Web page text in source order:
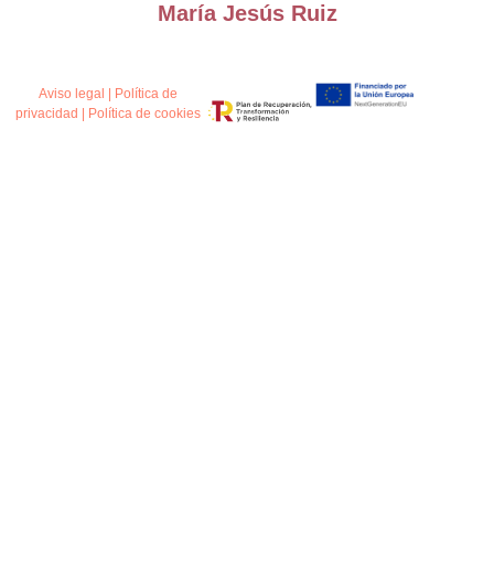
María Jesús Ruiz
Aviso legal
Política de
privacidad
Política de cookies